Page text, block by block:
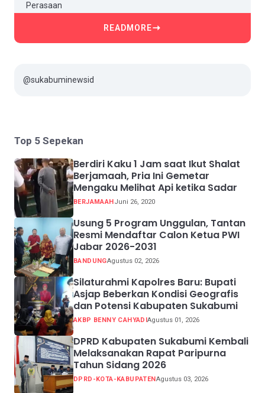
READMORE
@sukabuminewsid
Top 5 Sepekan
Berdiri Kaku 1 Jam saat Ikut Shalat
Berjamaah, Pria Ini Gemetar
Mengaku Melihat Api ketika Sadar
BERJAMAAHJuni 26, 2020
Usung 5 Program Unggulan, Tantan
Resmi Mendaftar Calon Ketua PWI
Jabar 2026-2031
BANDUNGAgustus 02, 2026
Silaturahmi Kapolres Baru: Bupati
Asjap Beberkan Kondisi Geografis
dan Potensi Kabupaten Sukabumi
AKBP BENNY CAHYADIAgustus 01, 2026
DPRD Kabupaten Sukabumi Kembali
Melaksanakan Rapat Paripurna
Tahun Sidang 2026
DPRD-KOTA-KABUPATENAgustus 03, 2026